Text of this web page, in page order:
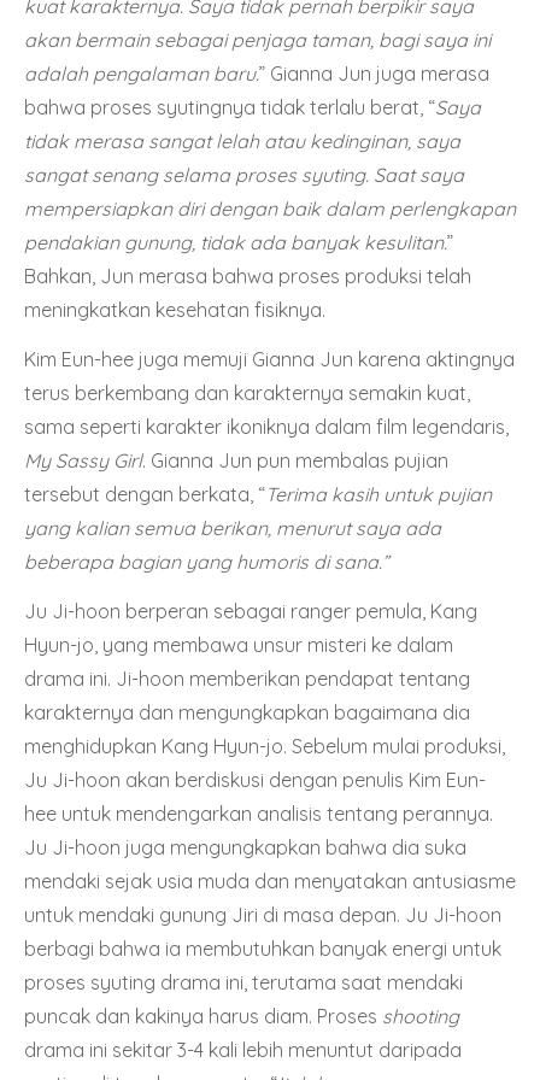
kuat karakternya. Saya tidak pernah berpikir saya
akan bermain sebagai penjaga taman, bagi saya ini
adalah pengalaman baru.” Gianna Jun juga merasa
bahwa proses syutingnya tidak terlalu berat, “Saya
tidak merasa sangat lelah atau kedinginan, saya
sangat senang selama proses syuting. Saat saya
mempersiapkan diri dengan baik dalam perlengkapan
pendakian gunung, tidak ada banyak kesulitan.”
Bahkan, Jun merasa bahwa proses produksi telah
meningkatkan kesehatan fisiknya.
Kim Eun-hee juga memuji Gianna Jun karena aktingnya
terus berkembang dan karakternya semakin kuat,
sama seperti karakter ikoniknya dalam film legendaris,
My Sassy Girl. Gianna Jun pun membalas pujian
tersebut dengan berkata, “Terima kasih untuk pujian
yang kalian semua berikan, menurut saya ada
beberapa bagian yang humoris di sana.”
Ju Ji-hoon berperan sebagai ranger pemula, Kang
Hyun-jo, yang membawa unsur misteri ke dalam
drama ini. Ji-hoon memberikan pendapat tentang
karakternya dan mengungkapkan bagaimana dia
menghidupkan Kang Hyun-jo. Sebelum mulai produksi,
Ju Ji-hoon akan berdiskusi dengan penulis Kim Eun-
hee untuk mendengarkan analisis tentang perannya.
Ju Ji-hoon juga mengungkapkan bahwa dia suka
mendaki sejak usia muda dan menyatakan antusiasme
untuk mendaki gunung Jiri di masa depan. Ju Ji-hoon
berbagi bahwa ia membutuhkan banyak energi untuk
proses syuting drama ini, terutama saat mendaki
puncak dan kakinya harus diam. Proses shooting
drama ini sekitar 3-4 kali lebih menuntut daripada